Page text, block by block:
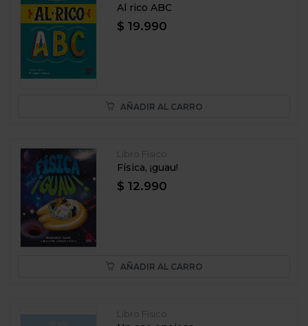
Al rico ABC
$ 19.990
AÑADIR AL CARRO
Libro Físico
Física, ¡guau!
$ 12.990
AÑADIR AL CARRO
Libro Físico